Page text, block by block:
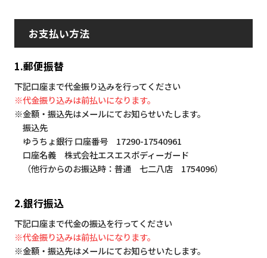
お支払い方法
1.郵便振替
下記口座まで代金振り込みを行ってください
※代金振り込みは前払いになります。
※金額・振込先はメールにてお知らせいたします。
振込先
ゆうちょ銀行 口座番号 17290-17540961
口座名義 株式会社エスエスボディーガード
（他行からのお振込時：普通 七二八店 1754096）
2.銀行振込
下記口座まで代金の振込を行ってください
※代金振り込みは前払いになります。
※金額・振込先はメールにてお知らせいたします。